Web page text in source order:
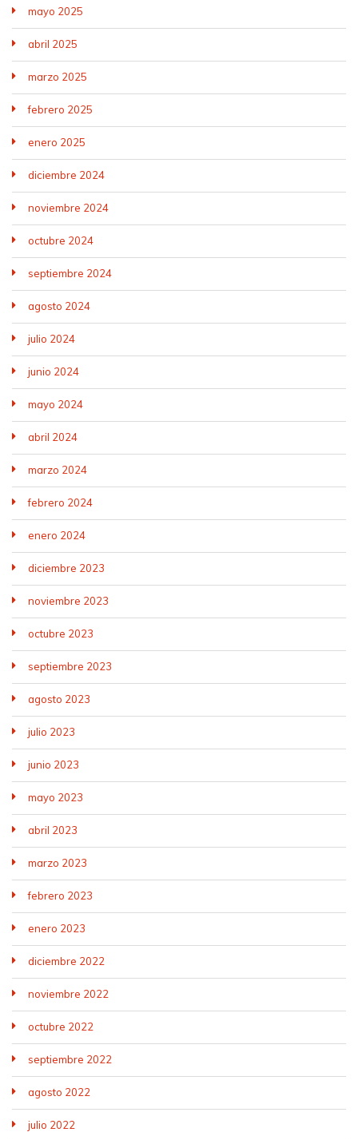
mayo 2025
abril 2025
marzo 2025
febrero 2025
enero 2025
diciembre 2024
noviembre 2024
octubre 2024
septiembre 2024
agosto 2024
julio 2024
junio 2024
mayo 2024
abril 2024
marzo 2024
febrero 2024
enero 2024
diciembre 2023
noviembre 2023
octubre 2023
septiembre 2023
agosto 2023
julio 2023
junio 2023
mayo 2023
abril 2023
marzo 2023
febrero 2023
enero 2023
diciembre 2022
noviembre 2022
octubre 2022
septiembre 2022
agosto 2022
julio 2022